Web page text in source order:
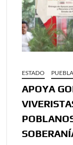
ESTADO
APOYA